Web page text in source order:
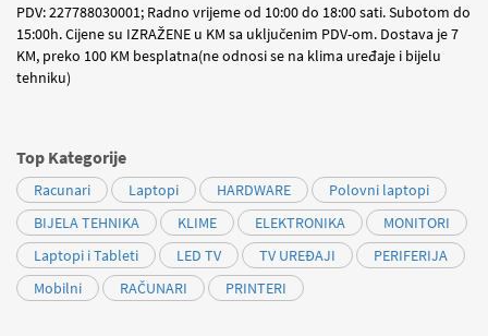
PDV: 227788030001; Radno vrijeme od 10:00 do 18:00 sati. Subotom do
15:00h. Cijene su IZRAŽENE u KM sa uključenim PDV-om. Dostava je 7
KM, preko 100 KM besplatna(ne odnosi se na klima uređaje i bijelu
tehniku)
Top Kategorije
Racunari Laptopi HARDWARE
Polovni laptopi
BIJELA TEHNIKA
KLIME ELEKTRONIKA
MONITORI
Laptopi i Tableti
LED TV TV UREĐAJI
PERIFERIJA
Mobilni
RAČUNARI PRINTERI